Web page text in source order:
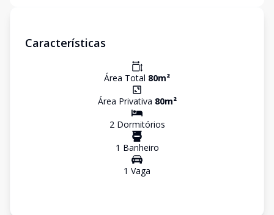
Características
Área Total 80m²
Área Privativa 80m²
2Dormitórios
1 Banheiro
1 Vaga